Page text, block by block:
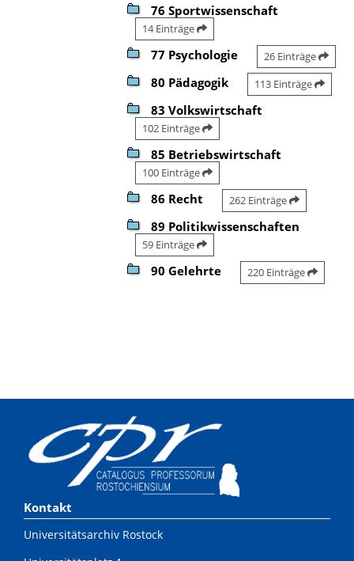
76 Sportwissenschaft
14 Einträge
77 Psychologie 26 Einträge
80 Pädagogik 113 Einträge
83 Volkswirtschaft
102 Einträge
85 Betriebswirtschaft
100 Einträge
86 Recht 262 Einträge
89 Politikwissenschaften
59 Einträge
90 Gelehrte 220 Einträge
Kontakt
Universitätsarchiv Rostock